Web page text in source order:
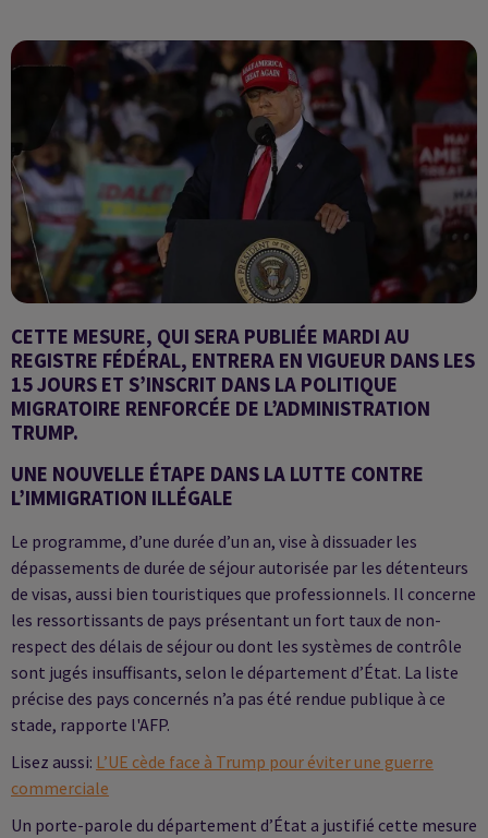
CETTE MESURE, QUI SERA PUBLIÉE MARDI AU
REGISTRE FÉDÉRAL, ENTRERA EN VIGUEUR DANS LES
15 JOURS ET S’INSCRIT DANS LA POLITIQUE
MIGRATOIRE RENFORCÉE DE L’ADMINISTRATION
TRUMP.
UNE NOUVELLE ÉTAPE DANS LA LUTTE CONTRE
L’IMMIGRATION ILLÉGALE
Le programme, d’une durée d’un an, vise à dissuader les
dépassements de durée de séjour autorisée par les détenteurs
de visas, aussi bien touristiques que professionnels. Il concerne
les ressortissants de pays présentant un fort taux de non-
respect des délais de séjour ou dont les systèmes de contrôle
sont jugés insuffisants, selon le département d’État. La liste
précise des pays concernés n’a pas été rendue publique à ce
stade, rapporte l'AFP.
Lisez aussi: L’UE cède face à Trump pour éviter une guerre
commerciale
Un porte-parole du département d’État a justifié cette mesure